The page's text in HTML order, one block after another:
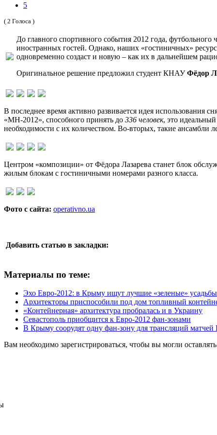
5
( 2 Голоса )
До главного спортивного события 2012 года,
иностранных гостей. Однако, наших «гостиничных»
одновременно создаст и новую – как их в дальнейшем
Оригинальное решение предложил студент КНАУФёдор
В последнее время активно развивается идея использования
«МН-2012», способного принять до 336 человек, это
необходимости с их количеством. Во-вторых, такие ансамбли
Центром «композиции» от Фёдора Лазарева станет блок
жилым блокам с гостиничными номерами разного класса.
Фото с сайта: operativno.ua
Добавить статью в закладки:
Материалы по теме:
Эхо Евро-2012: в Крыму ищут лучшие «зеленые» усадьбы
Архитекторы приспособили под дом топливный
«Контейнерная» архитектура пробралась и в Украину
Севастополь приобщится к Евро-2012 фан-зонами
В Крыму соорудят одну фан-зону для трансляций матчей
Вам необходимо зарегистрироваться, чтобы вы могли